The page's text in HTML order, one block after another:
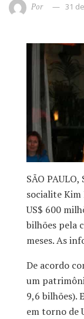
Por 31
SÃO
socialite Kim
US$ 600
bilhões pela
meses. As
De acordo
um
9,6 bilhões).
em torno de